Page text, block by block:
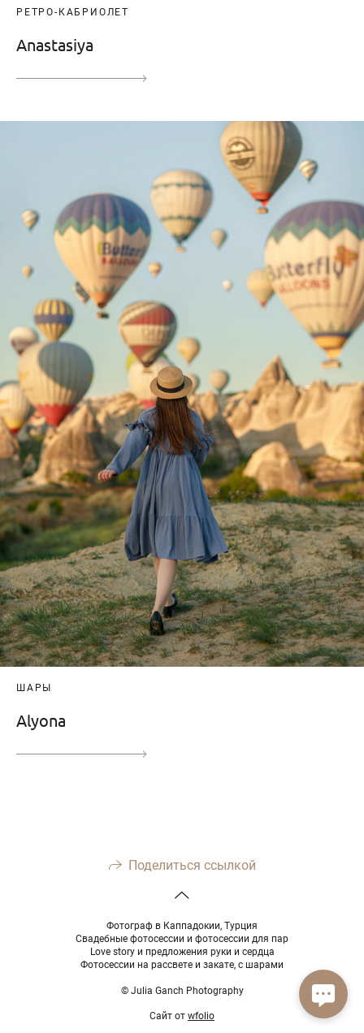
РЕТРО-КАБРИОЛЕТ
Anastasiya
ШАРЫ
Alyona
Поделиться ссылкой
Фотограф в Каппадокии, Турция
Свадебные фотосессии и фотосессии для пар
Love story и предложения руки и сердца
Фотосессии на рассвете и закате, с шарами
© Julia Ganch Photography
Сайт от wfolio